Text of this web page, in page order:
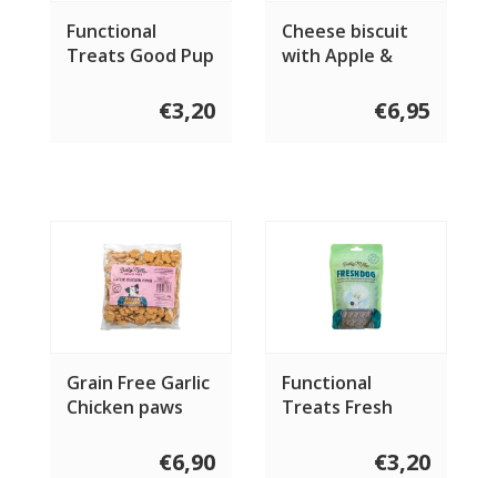
Functional
Treats Good Pup
€3,20
Cheese biscuit
with Apple &
€6,95
Grain Free Garlic
Chicken paws
€6,90
Functional
Treats Fresh
€3,20